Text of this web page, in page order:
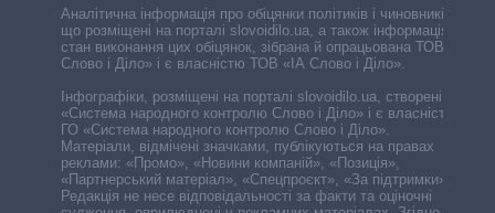
Аналітична інформація про обіцянки політиків і чиновників,
що розміщені на порталі slovoidilo.ua, а також інформація про
стан виконання цих обіцянок, зібрана й опрацьована ТОВ «ІА
Слово і Діло» і є власністю ТОВ «ІА Слово і Діло».
Інфографіки, розміщені на порталі slovoidilo.ua, створені ГО
«Система народного контролю Слово і Діло» і є власністю
ГО «Система народного контролю Слово і Діло».
Матеріали, відмічені значками, публікуються на правах
реклами: «Промо», «Новини компаній», «Позиція»,
«Партнерський матеріал», «Спецпроєкт», «За підтримки».
Редакція не несе відповідальності за факти та оціночні